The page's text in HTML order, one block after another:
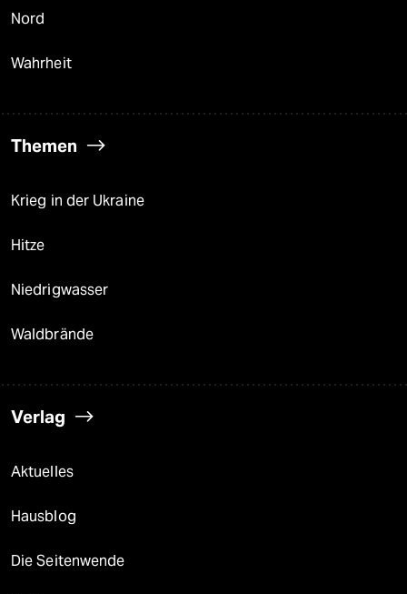
Nord
Wahrheit
Themen
Krieg in der Ukraine
Hitze
Niedrigwasser
Waldbrände
Verlag
Aktuelles
Hausblog
Die Seitenwende